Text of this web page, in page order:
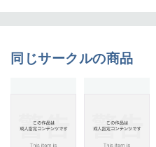
同じサークルの商品